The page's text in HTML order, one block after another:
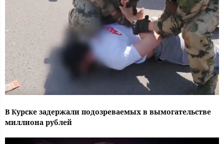
В Курске задержали подозреваемых в вымогательстве
миллиона рублей